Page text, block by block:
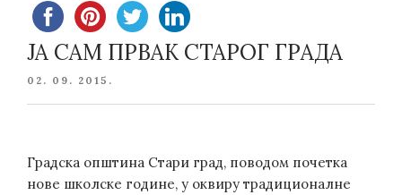
ЈА САМ ПРВАК СТАРОГ ГРАДА
POSTED
02. 09. 2015.
Градска општина Стари град, поводом почетка
нове школске године, у оквиру традиционалне